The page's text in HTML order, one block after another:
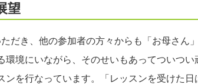
望
だき、他の参加者の方々からも「お母さん
境にいながら、そのせいもあってついつ
を行なっています。「レッスンを受けた日